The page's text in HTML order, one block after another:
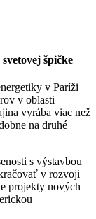
špičke
v Paríži
v oblasti
vyrába viac než
na druhé
s výstavbou
v rozvoji
projekty nových